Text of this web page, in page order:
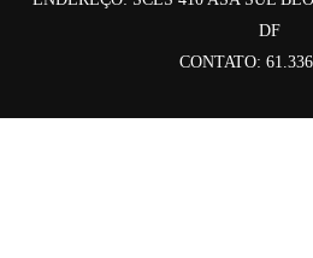
DF
CONTATO: